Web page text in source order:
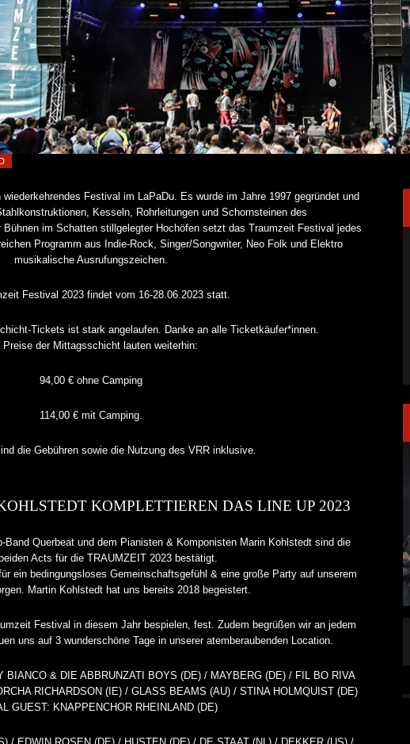
Festival im LaPaDu. Es wurde im Jahre 1997 gegründet und
Kesseln, Rohrleitungen und Schornsteinen des
im Schatten stillgelegter Hochöfen setzt das Traumzeit Festival jedes
Programm aus Indie-Rock, Singer/Songwriter, Neo Folk und Elektro
musikalische Ausrufungszeichen.
Festival 2023 findet vom 16-28.06.2023 statt.
Tickets ist stark angelaufen. Danke an alle Ticketkäufer*innen.
Preise der Mittagsschicht lauten weiterhin:
94,00 € ohne Camping
114,00 € mit Camping.
die Gebühren sowie die Nutzung des VRR inklusive.
KOMPLETTIEREN DAS LINE UP 2023
Band Querbeat und dem Pianisten & Komponisten Marin Kohlstedt sind die
Acts für die TRAUMZEIT 2023 bestätigt.
ein bedingungsloses Gemeinschaftsgefühl & eine große Party auf unserem
Martin Kohlstedt hat uns bereits 2018 begeistert.
Festival in diesem Jahr bespielen, fest. Zudem begrüßen wir an jedem
uns auf 3 wunderschöne Tage in unserer atemberaubenden Location.
BIANCO & DIE ABBRUNZATI BOYS (DE) / MAYBERG (DE) / FIL BO RIVA
RICHARDSON (IE) / GLASS BEAMS (AU) / STINA HOLMQUIST (DE)
GUEST: KNAPPENCHOR RHEINLAND (DE)
PRONG VERÖFFENTLICHEN NEUE SINGLE
ALLGEMEIN
DINSLAKEN DIREKT
5 AUG.